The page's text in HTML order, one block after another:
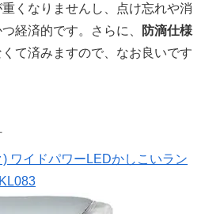
くなりませんし、点け忘れや消
経済的です。さらに、
防滴仕様
て済みますので、なお良いです
ワイドパワーLEDかしこいラン